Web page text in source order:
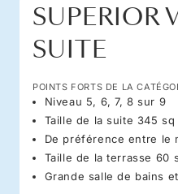
SUPERIOR
SUITE
POINTS FORTS DE LA
Niveau 5, 6, 7, 8 sur 9
Taille de la suite 345
De préférence entre le
Taille de la terrasse 60
Grande salle de bains